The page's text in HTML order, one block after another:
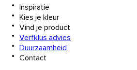
Inspiratie
Kies je kleur
Vind je product
Verfklus advies
Duurzaamheid
Contact